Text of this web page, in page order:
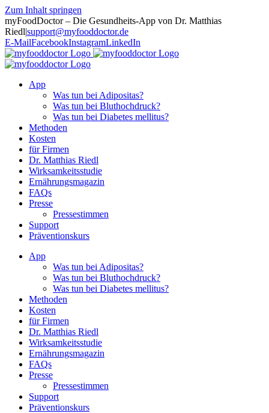
Zum Inhalt springen
myFoodDoctor – Die Gesundheits-App von Dr. Matthias
Riedl|support@myfooddoctor.de
E-MailFacebookInstagramLinkedIn
App
Was tun bei Adipositas?
Was tun bei Bluthochdruck?
Was tun bei Diabetes mellitus?
Methoden
Kosten
für Firmen
Dr. Matthias Riedl
Wirksamkeitsstudie
Ernährungsmagazin
FAQs
Presse
Pressestimmen
Support
Präventionskurs
App
Was tun bei Adipositas?
Was tun bei Bluthochdruck?
Was tun bei Diabetes mellitus?
Methoden
Kosten
für Firmen
Dr. Matthias Riedl
Wirksamkeitsstudie
Ernährungsmagazin
FAQs
Presse
Pressestimmen
Support
Präventionskurs